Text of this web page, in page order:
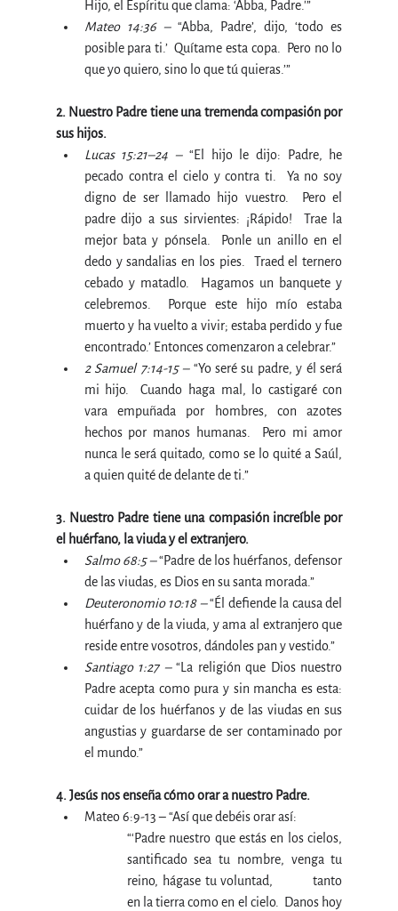
Hijo, el Espíritu que clama: ‘Abba, Padre.'”
Mateo 14:36 ​​– “Abba, Padre’, dijo, ‘todo es
posible para ti.’  Quítame esta copa.  Pero no lo
que yo quiero, sino lo que tú quieras.’”
2. Nuestro Padre tiene una tremenda compasión por
sus hijos.
Lucas 15:21–24 – “El hijo le dijo: Padre, he
pecado contra el cielo y contra ti.  Ya no soy
digno de ser llamado hijo vuestro.  Pero el
padre dijo a sus sirvientes: ¡Rápido!  Trae la
mejor bata y pónsela.  Ponle un anillo en el
dedo y sandalias en los pies.  Traed el ternero
cebado y matadlo.  Hagamos un banquete y
celebremos.  Porque este hijo mío estaba
muerto y ha vuelto a vivir; estaba perdido y fue
encontrado.’ Entonces comenzaron a celebrar.”
2 Samuel 7:14-15 – “Yo seré su padre, y él será
mi hijo.  Cuando haga mal, lo castigaré con
vara empuñada por hombres, con azotes
hechos por manos humanas.  Pero mi amor
nunca le será quitado, como se lo quité a Saúl,
a quien quité de delante de ti.”
3. Nuestro Padre tiene una compasión increíble por
el huérfano, la viuda y el extranjero.
Salmo 68:5 – “Padre de los huérfanos, defensor
de las viudas, es Dios en su santa morada.”
Deuteronomio 10:18 – “Él defiende la causa del
huérfano y de la viuda, y ama al extranjero que
reside entre vosotros, dándoles pan y vestido.”
Santiago 1:27 – “La religión que Dios nuestro
Padre acepta como pura y sin mancha es esta:
cuidar de los huérfanos y de las viudas en sus
angustias y guardarse de ser contaminado por
el mundo.”
4. Jesús nos enseña cómo orar a nuestro Padre.
Mateo 6:9-13 – “Así que debéis orar así:
“‘Padre nuestro que estás en los cielos,
santificado sea tu nombre, venga tu
reino, hágase tu voluntad, 	tanto
en la tierra como en el cielo.  Danos hoy